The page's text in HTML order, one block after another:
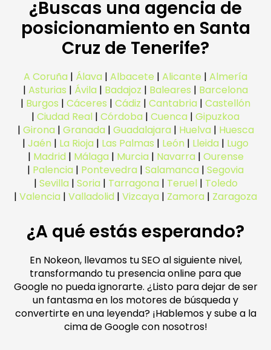
¿Buscas una agencia de
posicionamiento en Santa
Cruz de Tenerife?
A Coruña | Álava | Albacete | Alicante | Almería
| Asturias | Ávila | Badajoz | Baleares | Barcelona
| Burgos | Cáceres | Cádiz | Cantabria | Castellón
| Ciudad Real | Córdoba | Cuenca | Gipuzkoa
| Girona | Granada | Guadalajara | Huelva | Huesca
| Jaén | La Rioja | Las Palmas | León | Lleida | Lugo
| Madrid | Málaga | Murcia | Navarra | Ourense
| Palencia | Pontevedra | Salamanca | Segovia
| Sevilla | Soria | Tarragona | Teruel| Toledo
| Valencia | Valladolid | Vizcaya | Zamora | Zaragoza
¿A qué estás esperando?
En Nokeon, llevamos tu SEO al siguiente nivel,
transformando tu presencia online para que
Google no pueda ignorarte. ¿Listo para dejar de ser
un fantasma en los motores de búsqueda y
convertirte en una leyenda? ¡Hablemos y sube a la
cima de Google con nosotros!